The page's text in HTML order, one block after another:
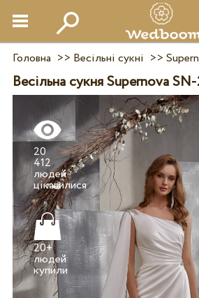
Головна >> Весільні сукні >>
Весільна сукня Supernova
20
412
людей
цікавилися
20+
людей